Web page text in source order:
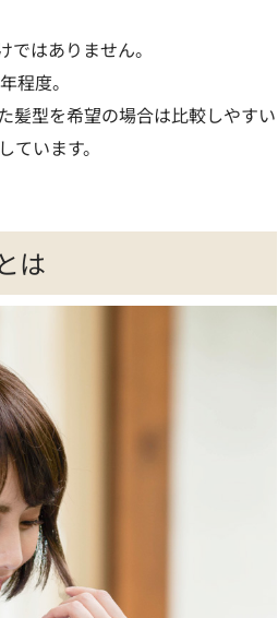
はありません。
程度。
髪型を希望の場合は比較しやすい
います。
は